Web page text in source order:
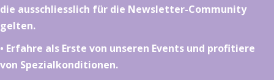
die ausschliesslich für die Newsletter-Community
gelten.
•⁠ ⁠⁠Erfahre als Erste von unseren Events und profitiere
von Spezialkonditionen.